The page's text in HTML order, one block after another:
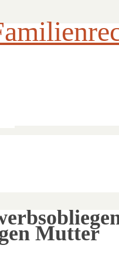
Mutter